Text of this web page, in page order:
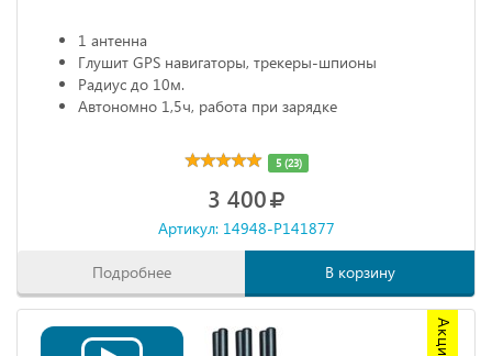
1 антенна
Глушит GPS навигаторы, трекеры-шпионы
Радиус до 10м.
Автономно 1,5ч, работа при зарядке
5 (23)
3 400
Артикул: 14948-P141877
Подробнее В корзину